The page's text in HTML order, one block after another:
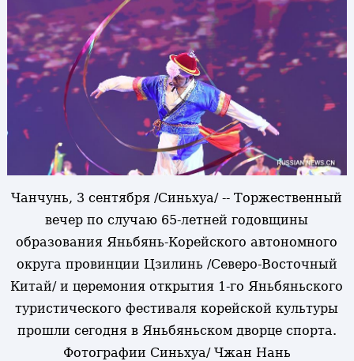
Чанчунь, 3 сентября /Синьхуа/ -- Торжественный
вечер по случаю 65-летней годовщины
образования Яньбянь-Корейского автономного
округа провинции Цзилинь /Северо-Восточный
Китай/ и церемония открытия 1-го Яньбяньского
туристического фестиваля корейской культуры
прошли сегодня в Яньбяньском дворце спорта.
Фотографии Синьхуа/ Чжан Нань